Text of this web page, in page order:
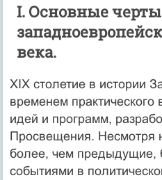
I. Основные
века.
XIX столетие в истории
временем
идей и программ,
Просвещения. Несмотря
более, чем
событиями в